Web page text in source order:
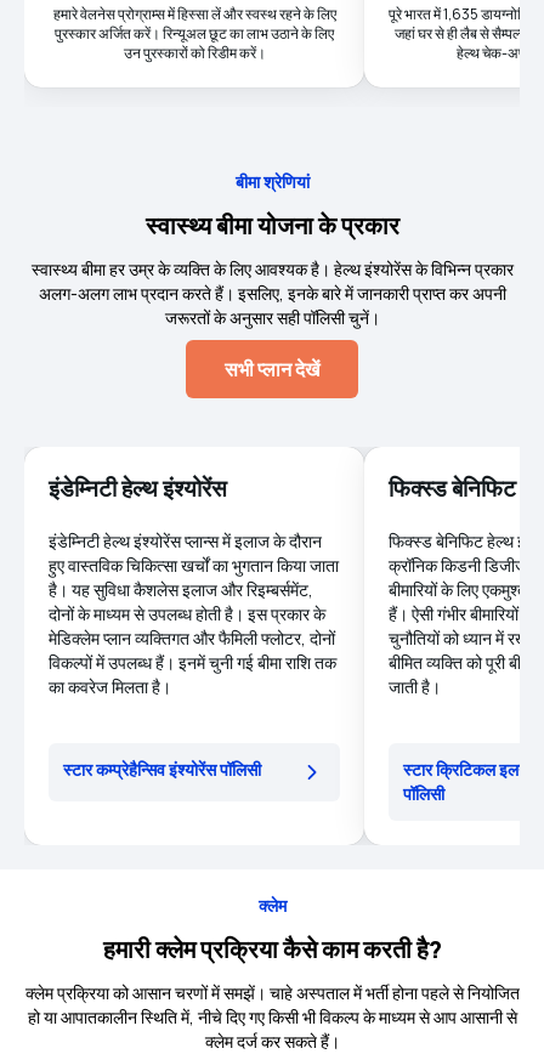
हमारे वेलनेस प्रोग्राम्स में हिस्सा लें और स्वस्थ रहने के लिए
पुरस्कार अर्जित करें। रिन्यूअल छूट का लाभ उठाने के लिए
उन पुरस्कारों को रिडीम करें।
पूरे भारत में 1,635
जहां घर से ही लैब से सैम्पल्स
हेल्थ चेक-अप की
बीमा श्रेणियां
स्वास्थ्य बीमा योजना के प्रकार
स्वास्थ्य बीमा हर उम्र के व्यक्ति के लिए आवश्यक है। हेल्थ इंश्योरेंस के विभिन्न प्रकार
अलग-अलग लाभ प्रदान करते हैं। इसलिए, इनके बारे में जानकारी प्राप्त कर अपनी
जरूरतों के अनुसार सही पॉलिसी चुनें।
सभी प्लान देखें
इंडेम्निटी हेल्थ इंश्योरेंस
इंडेम्निटी हेल्थ इंश्योरेंस प्लान्स में इलाज के दौरान
हुए वास्तविक चिकित्सा खर्चों का भुगतान किया जाता
है। यह सुविधा कैशलेस इलाज और रिइम्बर्समेंट,
दोनों के माध्यम से उपलब्ध होती है। इस प्रकार के
मेडिक्लेम प्लान व्यक्तिगत और फैमिली फ्लोटर, दोनों
विकल्पों में उपलब्ध हैं। इनमें चुनी गई बीमा राशि तक
का कवरेज मिलता है।
स्टार कम्प्रेहैन्सिव इंश्योरेंस पॉलिसी
फिक्स्ड बेनिफिट
फिक्स्ड बेनिफिट हेल्थ
क्रॉनिक किडनी डिजीज,
बीमारियों के लिए एकमुश्त
हैं। ऐसी गंभीर बीमारियों
चुनौतियों को ध्यान में
बीमित व्यक्ति को पूरी बीमा
जाती है।
स्टार क्रिटिकल इलनेस
पॉलिसी
क्लेम
हमारी क्लेम प्रक्रिया कैसे काम करती है?
क्लेम प्रक्रिया को आसान चरणों में समझें। चाहे अस्पताल में भर्ती होना पहले से नियोजित
हो या आपातकालीन स्थिति में, नीचे दिए गए किसी भी विकल्प के माध्यम से आप आसानी से
क्लेम दर्ज कर सकते हैं।